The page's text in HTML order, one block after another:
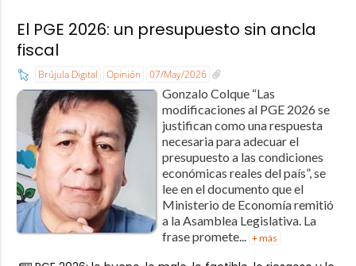
El PGE 2026: un presupuesto sin ancla
fiscal
Brújula Digital Opinión 07/May/2026
Gonzalo Colque “Las
modificaciones al PGE 2026 se
justifican como una respuesta
necesaria para adecuar el
presupuesto a las condiciones
económicas reales del país”, se
lee en el documento que el
Ministerio de Economía remitió
a la Asamblea Legislativa. La
frase promete...
+ más